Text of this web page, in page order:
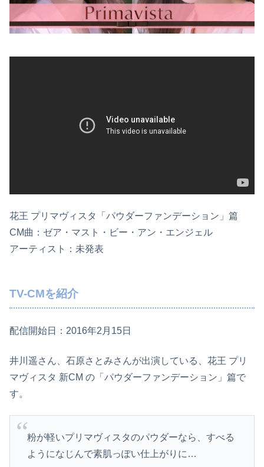
花王 プリマヴィスタ「パウダーファンデーション」篇
CM曲：ゼア・マスト・ビー・アン・エンジェル
アーティスト：未発表
TV-CMを紹介
配信開始日：2016年2月15日
井川遥さん、石原さとみさんが出演している、花王 プリ
マヴィスタ 新CM の「パウダーファンデーション」篇で
す。
粉が軽いプリマヴィスタのパウダーなら、すべる
ようになじんで素肌っぽい仕上がりに…